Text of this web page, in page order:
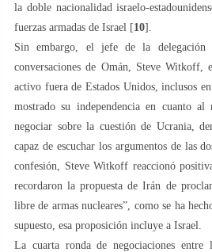
la doble nacionalidad israelo-
fuerzas armadas de Israel [10].
Sin embargo, el jefe de la delegación
conversaciones de Omán, Steve
activo fuera de Estados Unidos, inclusos
mostrado su independencia en cuanto
negociar sobre la cuestión de Ucrania,
capaz de escuchar los argumentos de las
confesión, Steve Witkoff reaccionó
recordaron la propuesta de Irán de
libre de armas nucleares”, como se ha
supuesto, esa proposición incluye a Israel.
La cuarta ronda de negociaciones entre